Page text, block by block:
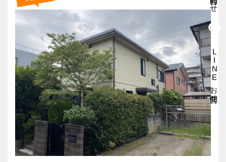
LINEお問合せ